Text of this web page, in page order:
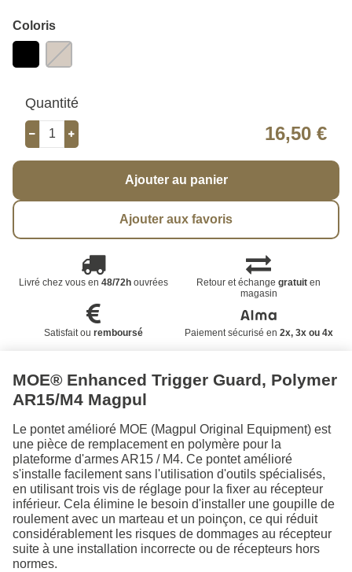
Coloris
Quantité
16,50 €
Ajouter au panier
Ajouter aux favoris
Livré chez vous en 48/72houvrées Retour et échangegratuit en
magasin
Satisfait ou remboursé Paiement sécurisé en 2x, 3x ou 4x
MOE® Enhanced Trigger Guard, Polymer
AR15/M4 Magpul
Le pontet amélioré MOE (Magpul Original Equipment) est
une pièce de remplacement en polymère pour la
plateforme d'armes AR15 / M4. Ce pontet amélioré
s'installe facilement sans l'utilisation d'outils spécialisés,
en utilisant trois vis de réglage pour la fixer au récepteur
inférieur. Cela élimine le besoin d'installer une goupille de
roulement avec un marteau et un poinçon, ce qui réduit
considérablement les risques de dommages au récepteur
suite à une installation incorrecte ou de récepteurs hors
normes.